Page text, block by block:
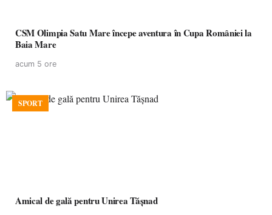
CSM Olimpia Satu Mare începe aventura în Cupa României la
Baia Mare
acum 5 ore
SPORT
Amical de gală pentru Unirea Tășnad